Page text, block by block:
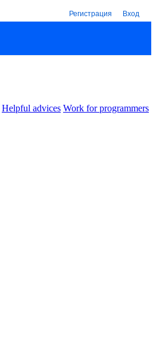
Регистрация Вход
Helpful advices Work for programmers